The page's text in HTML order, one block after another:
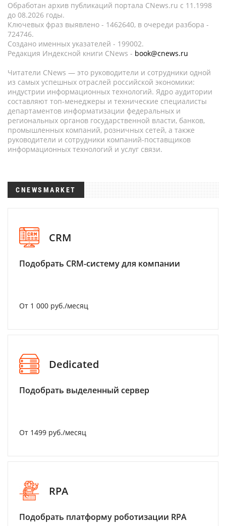
Обработан архив публикаций портала CNews.ru c 11.1998
до 08.2026 годы.
Ключевых фраз выявлено - 1462640, в очереди разбора -
724746.
Создано именных указателей - 199002.
Редакция Индексной книги CNews - book@cnews.ru
Читатели CNews — это руководители и сотрудники одной
из самых успешных отраслей российской экономики:
индустрии информационных технологий. Ядро аудитории
составляют топ-менеджеры и технические специалисты
департаментов информатизации федеральных и
региональных органов государственной власти, банков,
промышленных компаний, розничных сетей, а также
руководители и сотрудники компаний-поставщиков
информационных технологий и услуг связи.
CNEWSMARKET
CRM
Подобрать CRM-систему для компании
От 1 000 руб./месяц
Dedicated
Подобрать выделенный сервер
От 1499 руб./месяц
RPA
Подобрать платформу роботизации RPA